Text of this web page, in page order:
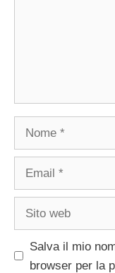
Nome
Email
Sito
Salva il mio
browser per la